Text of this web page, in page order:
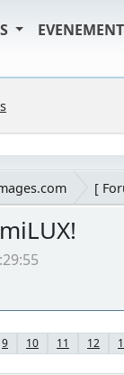
[
9 10 11 12